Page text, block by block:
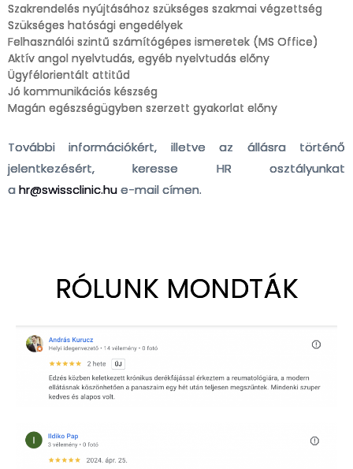
Szakrendelés nyújtásához szükséges szakmai végzettség
Szükséges hatósági engedélyek
Felhasználói szintű számítógépes ismeretek (MS Office)
Aktív angol nyelvtudás, egyéb nyelvtudás előny
Ügyfélorientált attitűd
Jó kommunikációs készség
Magán egészségügyben szerzett gyakorlat előny
További információkért, illetve az állásra történő
jelentkezésért, keresse HR osztályunkat
ahr@swissclinic.hue-mail címen.
RÓLUNK MONDTÁK